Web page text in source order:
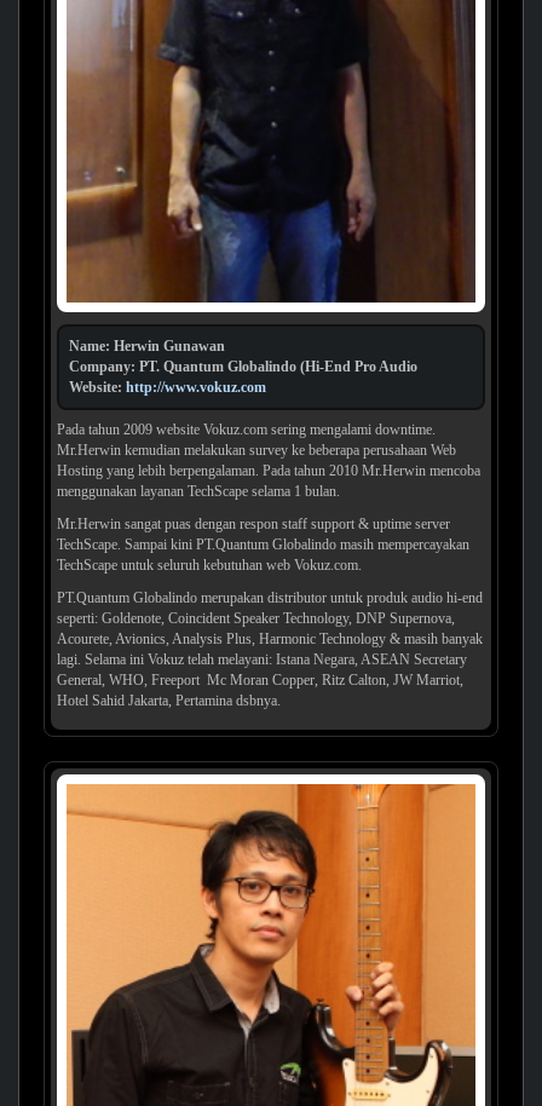
Name: Herwin Gunawan
Company: PT. Quantum Globalindo (Hi-End Pro Audio
Website: http://www.vokuz.com
Pada tahun 2009 website Vokuz.com sering mengalami downtime.
Mr.Herwin kemudian melakukan survey ke beberapa perusahaan Web
Hosting yang lebih berpengalaman. Pada tahun 2010 Mr.Herwin mencoba
menggunakan layanan TechScape selama 1 bulan.
Mr.Herwin sangat puas dengan respon staff support & uptime server
TechScape. Sampai kini PT.Quantum Globalindo masih mempercayakan
TechScape untuk seluruh kebutuhan web Vokuz.com.
PT.Quantum Globalindo merupakan distributor untuk produk audio hi-end
seperti: Goldenote, Coincident Speaker Technology, DNP Supernova,
Acourete, Avionics, Analysis Plus, Harmonic Technology & masih banyak
lagi. Selama ini Vokuz telah melayani: Istana Negara, ASEAN Secretary
General, WHO, Freeport Mc Moran Copper, Ritz Calton, JW Marriot,
Hotel Sahid Jakarta, Pertamina dsbnya.